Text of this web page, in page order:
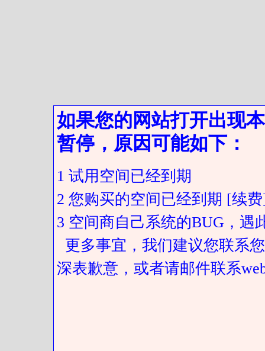
如果您的网站打开出现
暂停，原因可能如下：
1 试用空间已经到期
2 您购买的空间已经到期 [续
3 空间商自己系统的BUG，遇
更多事宜，我们建议您联系
深表歉意，或者请邮件联系